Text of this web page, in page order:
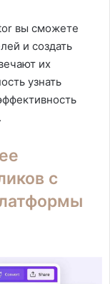
вы сможете
и создать
их
узнать
с